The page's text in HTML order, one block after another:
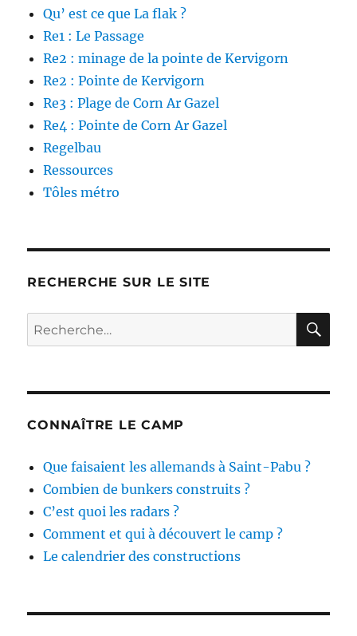
Qu’ est ce que La flak ?
Re1 : Le Passage
Re2 : minage de la pointe de Kervigorn
Re2 : Pointe de Kervigorn
Re3 : Plage de Corn Ar Gazel
Re4 : Pointe de Corn Ar Gazel
Regelbau
Ressources
Tôles métro
RECHERCHE SUR LE SITE
Recherche
pour :
CONNAÎTRE LE CAMP
Que faisaient les allemands à Saint-Pabu ?
Combien de bunkers construits ?
C’est quoi les radars ?
Comment et qui à découvert le camp ?
Le calendrier des constructions